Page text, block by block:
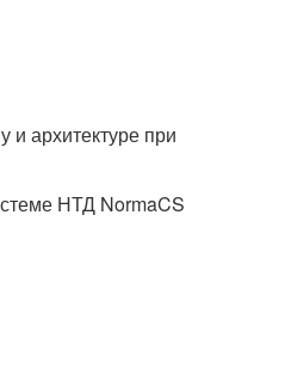
и архитектуре при
НТД NormaCS